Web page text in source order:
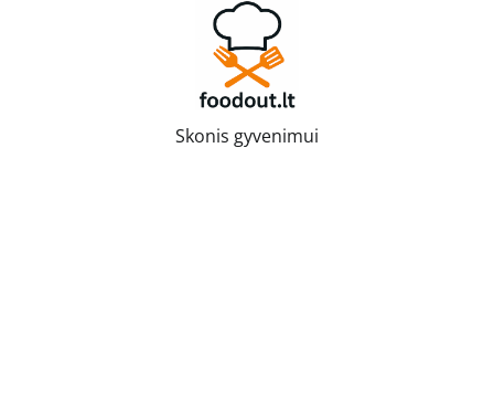
Skonis gyvenimui